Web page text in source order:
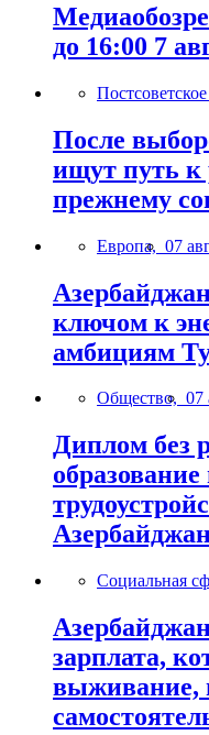
до 16:00 7
После
ищут путь к
прежнему
Европа, 07
ключом к
амбициям
Общество, 07
Диплом без
Социальная
зарплата,
выживание,